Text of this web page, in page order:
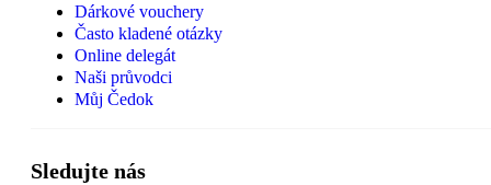
Dárkové vouchery
Často kladené otázky
Online delegát
Naši průvodci
Můj Čedok
Sledujte nás